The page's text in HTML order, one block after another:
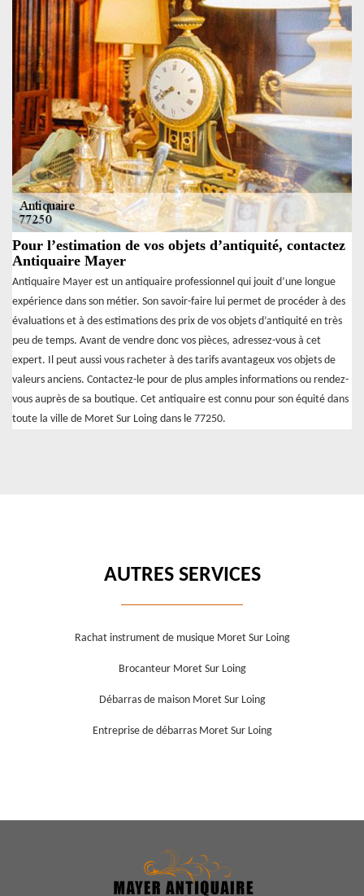
Pour l’estimation de vos objets d’antiquité, contactez
Antiquaire Mayer
Antiquaire Mayer est un antiquaire professionnel qui jouit d’une longue
expérience dans son métier. Son savoir-faire lui permet de procéder à des
évaluations et à des estimations des prix de vos objets d’antiquité en très
peu de temps. Avant de vendre donc vos pièces, adressez-vous à cet
expert. Il peut aussi vous racheter à des tarifs avantageux vos objets de
valeurs anciens. Contactez-le pour de plus amples informations ou rendez-
vous auprès de sa boutique. Cet antiquaire est connu pour son équité dans
toute la ville de Moret Sur Loing dans le 77250.
AUTRES SERVICES
Rachat instrument de musique Moret Sur Loing
Brocanteur Moret Sur Loing
Débarras de maison Moret Sur Loing
Entreprise de débarras Moret Sur Loing